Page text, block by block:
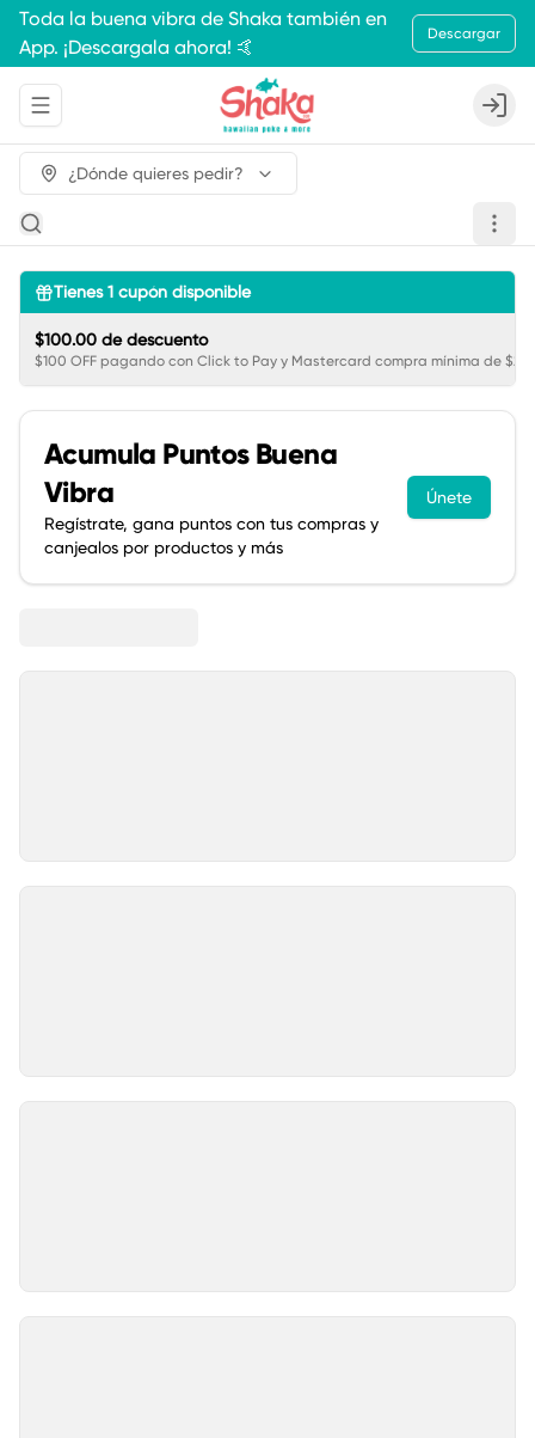
Toda la buena vibra de Shaka también en
App. ¡Descargala ahora! 🤙
Descargar
Abrir menu de navegación Login
¿Dónde quieres pedir?
Tienes1 cupón disponible
$100.00 de descuento
$100 OFF pagando con Click to Pay y Mastercard compra mínima de
Acumula Puntos Buena
Vibra
Regístrate, gana puntos con tus compras y
canjealos por productos y más
Únete